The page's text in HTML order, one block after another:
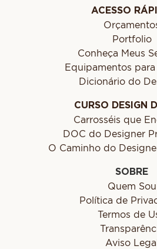
ACESSO
Portfolio
Conheça Meus
Equipamentos
Dicionário do
CURSO DESIGN
Carrosséis que
DOC do Designer
O Caminho do
SOBRE
Quem Sou
Política de
Termos de
Aviso